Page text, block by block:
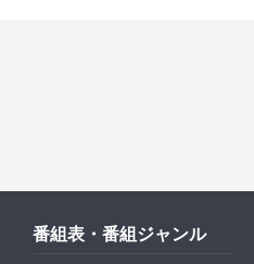
番組表・番組ジャンル